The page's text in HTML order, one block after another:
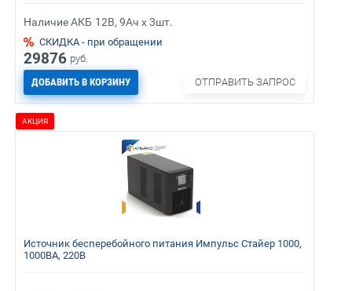
Наличие АКБ 12В, 9Ач х 3шт.
СКИДКА - при обращении
29876 руб.
ДОБАВИТЬ В КОРЗИНУ ОТПРАВИТЬ ЗАПРОС
АКЦИЯ
Источник бесперебойного питания Импульс Стайер 1000,
1000ВА, 220В